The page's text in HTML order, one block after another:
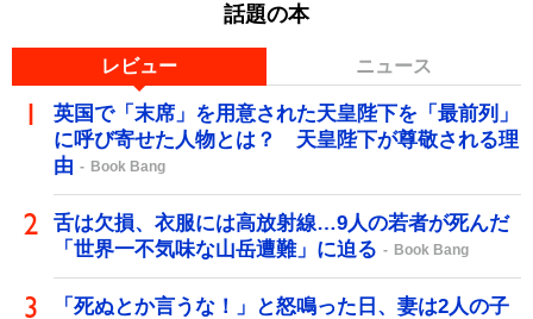
話題の本
レビュー ニュース
英国で「末席」を用意された天皇陛下を「最前列」
に呼び寄せた人物とは？ 天皇陛下が尊敬される理
由
Book Bang
舌は欠損、衣服には高放射線…9人の若者が死んだ
「世界一不気味な山岳遭難」に迫る
Book Bang
「死ぬとか言うな！」と怒鳴った日、妻は2人の子